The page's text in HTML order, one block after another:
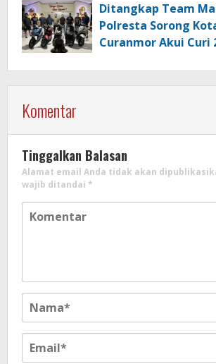
Ditangkap Team
Polresta Sorong
Curanmor Akui Curi
Komentar
Tinggalkan Balasan
Alamat email Anda tidak akan
wajib ditandai *